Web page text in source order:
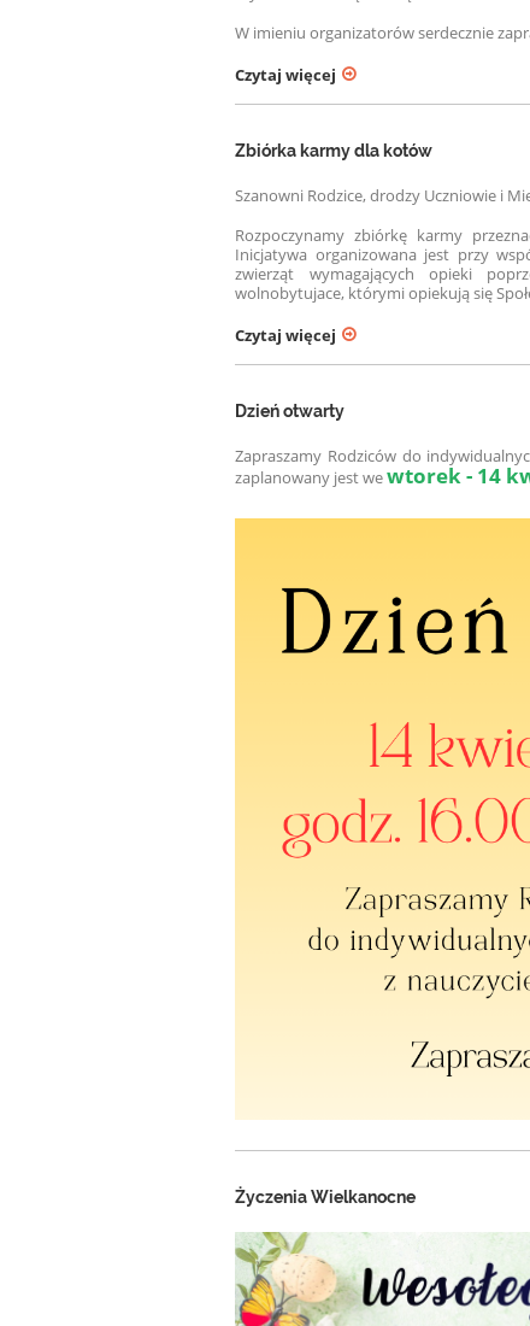
W imieniu organizatorów serdecznie
Czytaj więcej
Zbiórka karmy dla kotów
Szanowni Rodzice, drodzy Uczniowie i
Rozpoczynamy zbiórkę karmy
Inicjatywa organizowana jest przy
zwierząt wymagających opieki
wolnobytujace, którymi opiekują się
Czytaj więcej
Dzień otwarty
Zapraszamy Rodziców do
zaplanowany jest wewtorek - 14
Życzenia Wielkanocne